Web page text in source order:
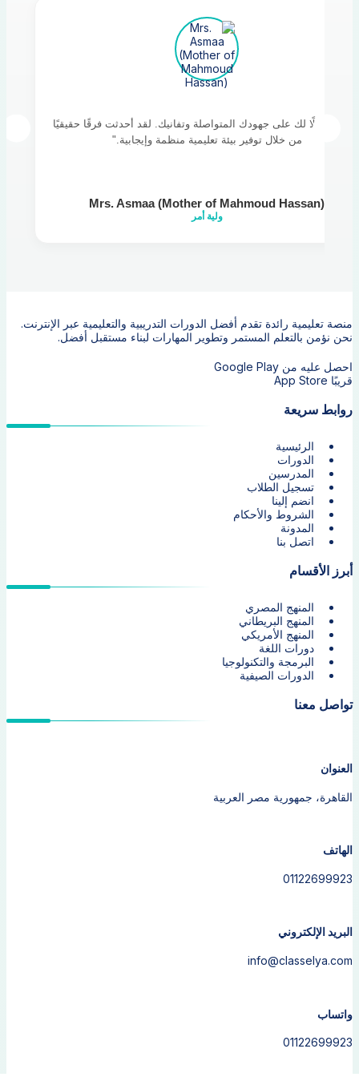
"شكرًا جزيلًا لك على جهودك المتواصلة وتفانيك. لقد أحدثت فرقًا حقيقيًا
من خلال توفير بيئة تعليمية منظمة وإيجابية."
Mrs. Asmaa (Mother of Mahmoud Hassan)
منصة تعليمية رائدة تقدم أفضل الدورات التدريبية والتعليمية عبر الإنترنت.
نحن نؤمن بالتعلم المستمر وتطوير المهارات لبناء مستقبل أفضل.
احصل عليه من Google Play
قريبًا App Store
روابط سريعة
الرئيسية
الدورات
المدرسين
تسجيل الطلاب
انضم إلينا
الشروط والأحكام
المدونة
اتصل بنا
أبرز الأقسام
المنهج المصري
المنهج البريطاني
المنهج الأمريكي
دورات اللغة
البرمجة والتكنولوجيا
الدورات الصيفية
تواصل معنا
العنوان
القاهرة، جمهورية مصر العربية
الهاتف
01122699923
البريد الإلكتروني
info@classelya.com
واتساب
01122699923